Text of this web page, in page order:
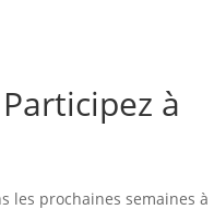
à
les prochaines semaines à